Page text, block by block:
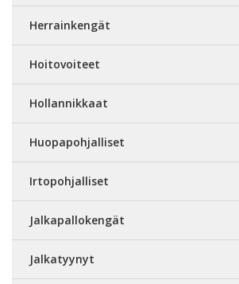
Herrainkengät
Hoitovoiteet
Hollannikkaat
Huopapohjalliset
Irtopohjalliset
Jalkapallokengät
Jalkatyynyt